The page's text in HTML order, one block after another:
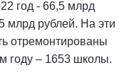
год - 66,5 млрд
млрд рублей. На эти
отремонтированы
году – 1653 школы.